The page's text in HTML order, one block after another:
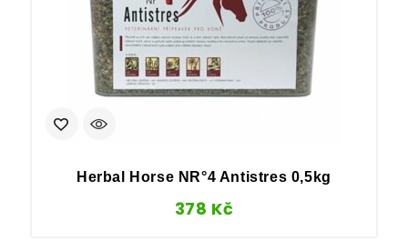
Herbal Horse NR°4 Antistres 0,5kg
378 Kč